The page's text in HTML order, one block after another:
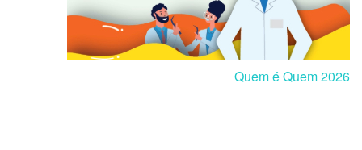
Quem é Quem 2026